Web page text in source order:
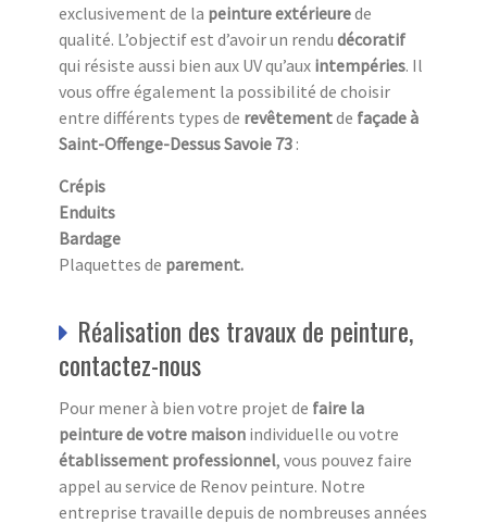
exclusivement de la peinture extérieurede
qualité. L’objectif est d’avoir un rendu décoratif
qui résiste aussi bien aux UVqu’aux intempéries. Il
vous offre également la possibilité de choisir
entre différents types de revêtementde façade à
Saint-Offenge-Dessus Savoie 73 :
Crépis
Enduits
Bardage
Plaquettes de parement.
Réalisation des travaux de peinture,
contactez-nous
Pour mener à bien votre projet de faire la
peinture de votre maison individuelle ou votre
établissement professionnel, vous pouvez faire
appel au service de Renov peinture. Notre
entreprise travaille depuis de nombreuses années